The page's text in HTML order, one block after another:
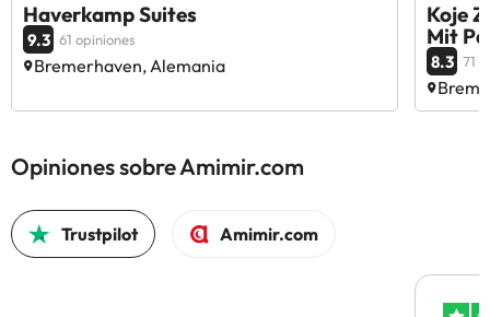
Haverkamp Suites
9.3 61 opiniones
Bremerhaven, Alemania
Koje
Mit
8.3 71
Opiniones sobre Amimir.com
Trustpilot Amimir.com